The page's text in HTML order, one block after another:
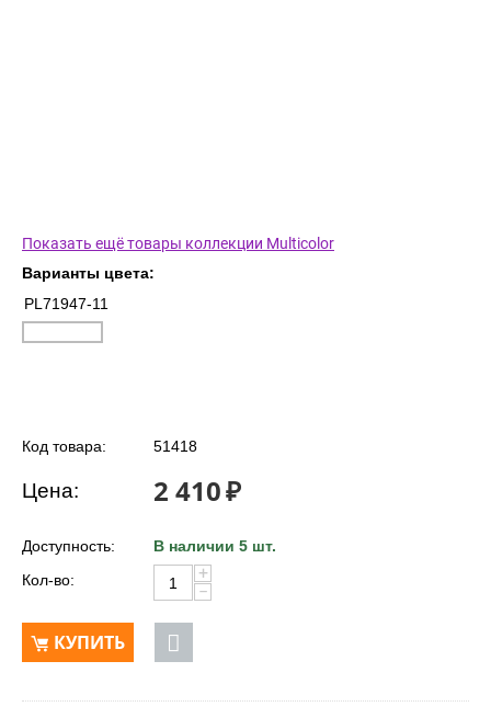
Показать ещё товары коллекции Multicolor
Варианты цвета:
PL71947-11
Код товара: 51418
Цена: 2 410₽
Доступность:
В наличии 5 шт.
Кол-во:
+
−
КУПИТЬ